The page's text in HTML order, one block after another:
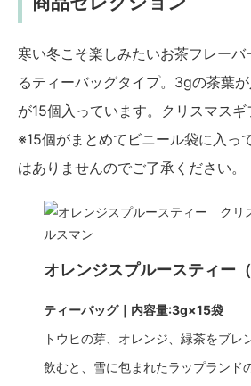
寒い冬こそ楽しみたいお茶フレー
るティーバッグタイプ。3gの茶葉
が15個入っています。クリスマスギ
※15個がまとめてビニール袋に入っ
はありませんのでご了承ください。
オレンジスプルースティー（
ティーバッグ｜内容量:3g×15袋
トウヒの芽、オレンジ、緑茶をブレ
飲むと、雪に包まれたラップランド